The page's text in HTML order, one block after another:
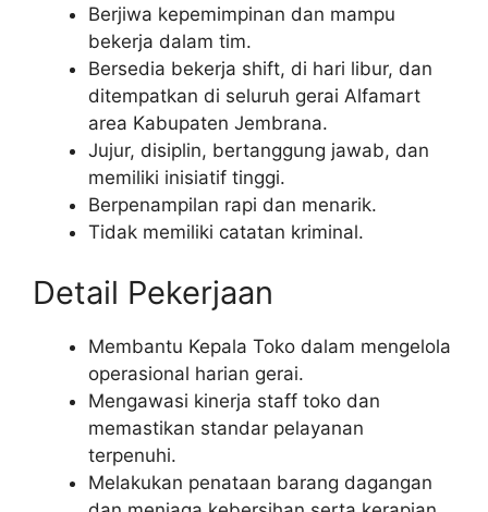
Berjiwa kepemimpinan dan mampu
bekerja dalam tim.
Bersedia bekerja shift, di hari libur, dan
ditempatkan di seluruh gerai Alfamart
area Kabupaten Jembrana.
Jujur, disiplin, bertanggung jawab, dan
memiliki inisiatif tinggi.
Berpenampilan rapi dan menarik.
Tidak memiliki catatan kriminal.
Detail Pekerjaan
Membantu Kepala Toko dalam mengelola
operasional harian gerai.
Mengawasi kinerja staff toko dan
memastikan standar pelayanan
terpenuhi.
Melakukan penataan barang dagangan